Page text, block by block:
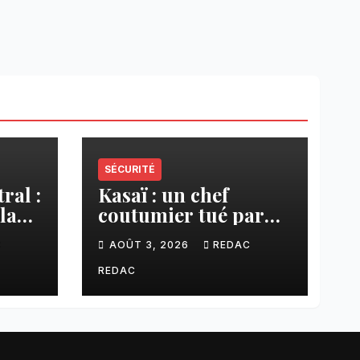
:
SÉCURITÉ
Kasaï : un chef
coutumier tué par
balle par un policier
à Kamuesha, la
tension monte
AOÛT 3, 2026 REDAC
REDAC